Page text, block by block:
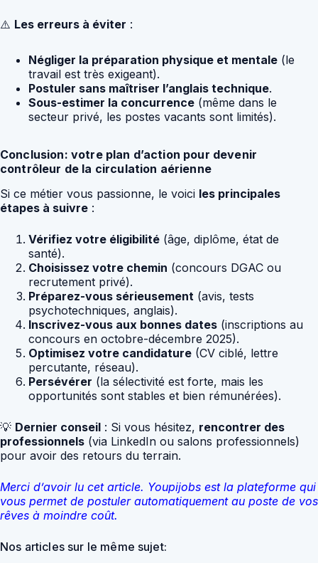
⚠️ Les erreurs à éviter :
Négliger la préparation physique et mentale (le
travail est très exigeant).
Postuler sans maîtriser l’anglais technique.
Sous-estimer la concurrence (même dans le
secteur privé, les postes vacants sont limités).
Conclusion: votre plan d’action pour devenir
contrôleur de la circulation aérienne
Si ce métier vous passionne, le voici les principales
étapes à suivre :
Vérifiez votre éligibilité (âge, diplôme, état de
santé).
Choisissez votre chemin (concours DGAC ou
recrutement privé).
Préparez-vous sérieusement (avis, tests
psychotechniques, anglais).
Inscrivez-vous aux bonnes dates (inscriptions au
concours en octobre-décembre 2025).
Optimisez votre candidature (CV ciblé, lettre
percutante, réseau).
Persévérer (la sélectivité est forte, mais les
opportunités sont stables et bien rémunérées).
💡 Dernier conseil : Si vous hésitez, rencontrer des
professionnels (via LinkedIn ou salons professionnels)
pour avoir des retours du terrain.
Merci d’avoir lu cet article. Youpijobs est la plateforme qui
vous permet de postuler automatiquement au poste de vos
rêves à moindre coût.
Nos articles sur le même sujet: